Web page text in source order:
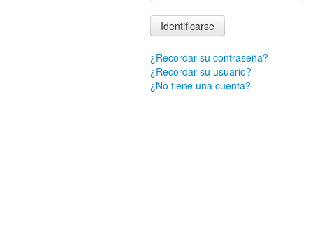
Identificarse
¿Recordar su contraseña?
¿Recordar su usuario?
¿No tiene una cuenta?